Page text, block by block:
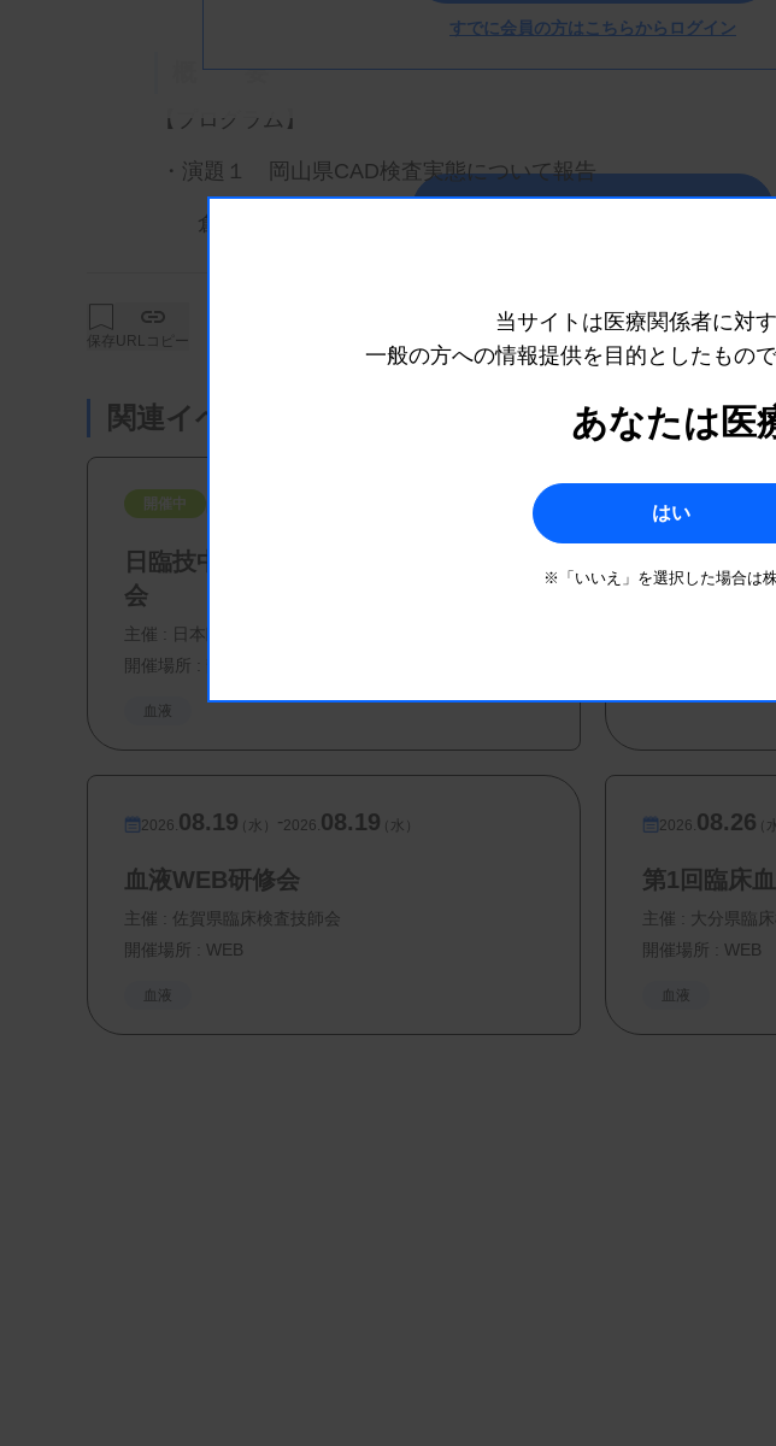
概 要
【プログラム】
・演題１ 岡山県CAD検査実態について報告
倉敷芸術科学大学 学生
井上 祐太先生（（独）国立病院機構 呉医療センター・中国
・演題３ 寒冷凝集素症 - 多彩な病態と最新治療 –
【参加費・定員など】
・参加費：学生：無料、会員・賛助会員：500円、非会員：
・定 員：40名
すでに会員の方はこちらからログイン
保存 URLコピー
関連イベント・研修会
開催中
日臨技中部圏支部 臨床血液部門研修
会
主催 :
日本臨床衛生検査技師会
開催場所 : 静岡県
血液
2026.
2026.08.19（水） -2026.08.19（水）
血液WEB研修会
主催 : 佐賀県臨床検査技師会
開催場所 : WEB
血液
2026.08.26（
第1回臨床
主催 :
大分県臨
開催場所 : WEB
血液
当サイトは医療関係者に対
一般の方への情報提供を目的としたもの
あなたは医
はい
※「いいえ」を選択した場合は